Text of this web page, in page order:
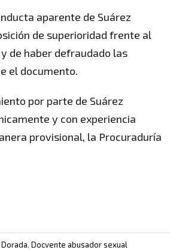
aparente de Suárez
de superioridad frente al
de haber defraudado las
el documento.
por parte de Suárez
y con experiencia
provisional, la Procuraduría
, Docvente abusador sexual